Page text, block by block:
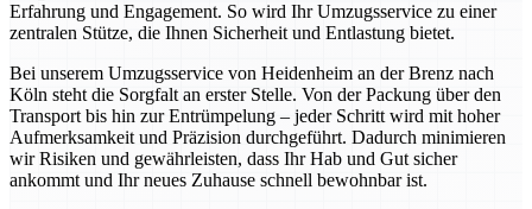
Erfahrung und Engagement. So wird Ihr Umzugsservice zu einer
zentralen Stütze, die Ihnen Sicherheit und Entlastung bietet.
Bei unserem Umzugsservice von Heidenheim an der Brenz nach
Köln steht die Sorgfalt an erster Stelle. Von der Packung über den
Transport bis hin zur Entrümpelung – jeder Schritt wird mit hoher
Aufmerksamkeit und Präzision durchgeführt. Dadurch minimieren
wir Risiken und gewährleisten, dass Ihr Hab und Gut sicher
ankommt und Ihr neues Zuhause schnell bewohnbar ist.